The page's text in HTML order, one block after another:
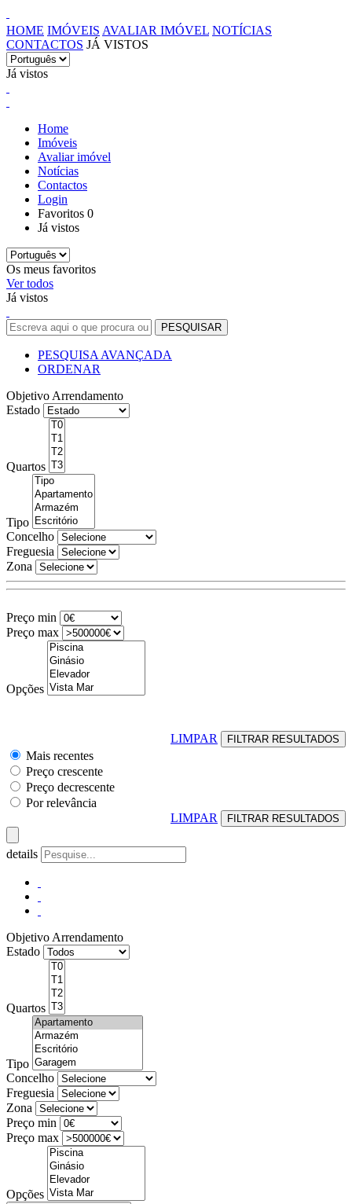
HOME IMÓVEIS AVALIAR IMÓVEL NOTÍCIAS
CONTACTOS JÁ VISTOS
Já vistos
Home
Imóveis
Avaliar imóvel
Notícias
Contactos
Login
Favoritos 0
Já vistos
Os meus favoritos
Ver todos
Já vistos
PESQUISA AVANÇADA
ORDENAR
Objetivo Arrendamento
Estado
Quartos
Tipo
Concelho
Freguesia
Zona
Preço min
Preço max
Opções
LIMPAR
Mais recentes
Preço crescente
Preço decrescente
Por relevância
LIMPAR
details
Objetivo Arrendamento
Estado
Quartos
Tipo
Concelho
Freguesia
Zona
Preço min
Preço max
Opções